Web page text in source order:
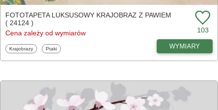
FOTOTAPETA LUKSUSOWY KRAJOBRAZ Z PAWIEM
( 24124 )
Cena zależy od wymiarów
103
Fototapety
Krajobrazy Fototapety
Ptaki WYMIARY